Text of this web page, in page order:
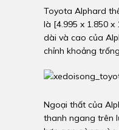
Toyota Alphard
là [4.995 x 1.850 x
dài và cao của
chỉnh khoảng
Ngoại thất của
thanh ngang trên